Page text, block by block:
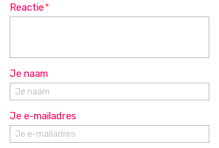
Reactie*
Je naam
Je e-mailadres